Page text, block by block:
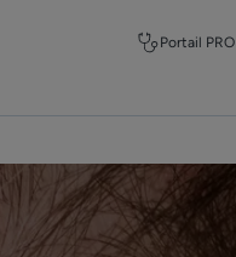
Portail PRO